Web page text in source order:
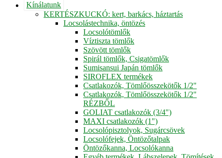
Kínálatunk
KERTÉSZKUCKÓ: kert, barkács, háztartás
Locsolástechnika, öntözés
Locsolótömlők
Víztiszta tömlők
Szövött tömlők
Spirál tömlők, Csigatömlők
Sumisansui Japán tömlők
SIROFLEX termékek
Csatlakozók, Tömlőösszekötők 1/2"
Csatlakozók, Tömlőösszekötők 1/2"
RÉZBŐL
GOLIAT csatlakozók (3/4")
MAXI csatlakozók (1")
Locsolópisztolyok, Sugárcsövek
Locsolófejek, Öntözőtalpak
Öntözőkanna, Locsolókanna